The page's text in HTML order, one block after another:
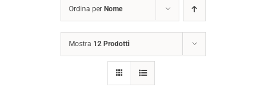
Ordina per Nome
Mostra 12 Prodotti